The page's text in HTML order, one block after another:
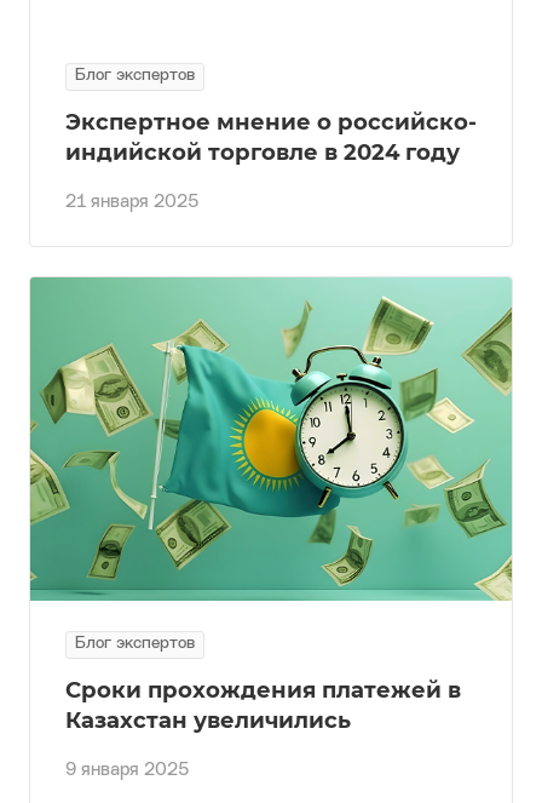
Блог экспертов
21 января 2025
Экспертное мнение о российско-
индийской торговле в 2024 году
Блог экспертов
9 января 2025
Сроки прохождения платежей в
Казахстан увеличились